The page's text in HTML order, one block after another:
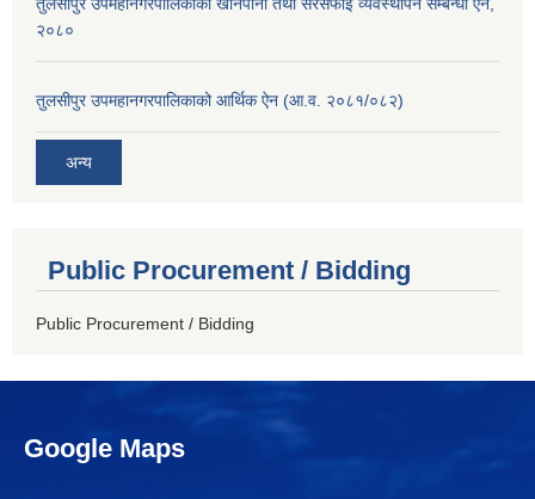
२०८०
तुलसीपुर उपमहानगरपालिकाको आर्थिक ऐन (आ.व. २०८१/०८२)
अन्य
Public Procurement / Bidding
Public Procurement / Bidding
Google Maps